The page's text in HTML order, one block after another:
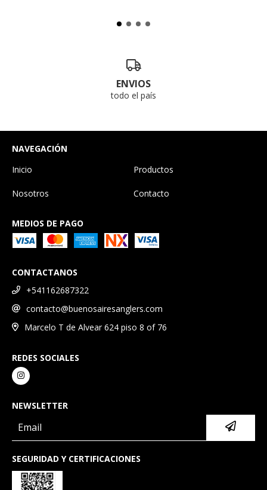
ENVIOS
todo el país
NAVEGACIÓN
Inicio
Productos
Nosotros Contacto
MEDIOS DE PAGO
CONTACTANOS
+541162687322
contacto@buenosairesanglers.com
Marcelo T de Alvear 624 piso 8 of 76
REDES SOCIALES
NEWSLETTER
SEGURIDAD Y CERTIFICACIONES